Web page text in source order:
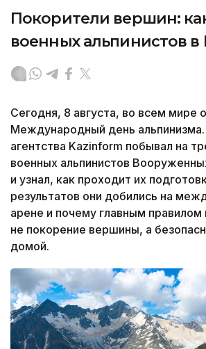
Покорители вершин:
военных альпинистов в
Сегодня, 8 августа, во всем мире
Международный день
агентства Kazinform побывал на
военных альпинистов
и узнал, как проходит их
результатов они добились на
арене и почему главным правилом
не покорение вершины, а
домой.